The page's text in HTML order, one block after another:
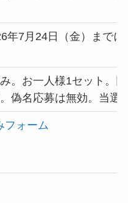
年7月24日（金）までに
。お一人様1セット。
偽名応募は無効。当選
フォーム